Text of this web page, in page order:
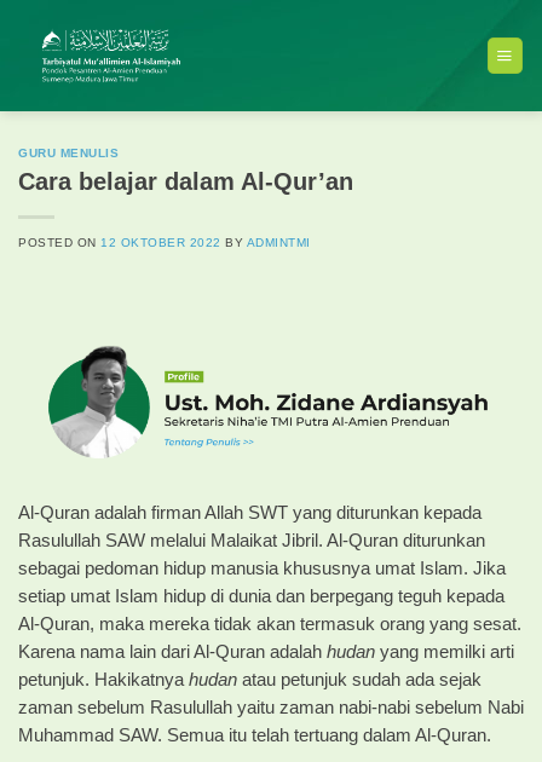
content
GURU MENULIS
Cara belajar dalam Al-Qur’an
POSTED ON 12 OKTOBER 2022 BY ADMINTMI
Al-Quran adalah firman Allah SWT yang diturunkan kepada
Rasulullah SAW melalui Malaikat Jibril. Al-Quran diturunkan
sebagai pedoman hidup manusia khususnya umat Islam. Jika
setiap umat Islam hidup di dunia dan berpegang teguh kepada
Al-Quran, maka mereka tidak akan termasuk orang yang sesat.
Karena nama lain dari Al-Quran adalah hudan yang memilki arti
petunjuk. Hakikatnya hudan atau petunjuk sudah ada sejak
zaman sebelum Rasulullah yaitu zaman nabi-nabi sebelum Nabi
Muhammad SAW. Semua itu telah tertuang dalam Al-Quran.